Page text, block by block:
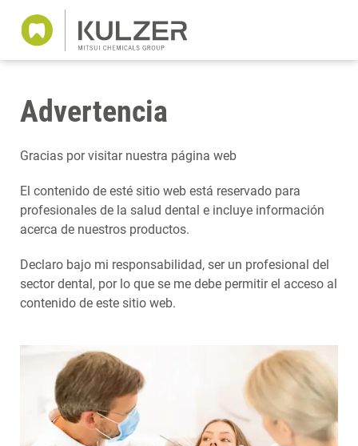
Advertencia
Gracias por visitar nuestra página web
El contenido de esté sitio web está reservado para
profesionales de la salud dental e incluye información
acerca de nuestros productos.
Declaro bajo mi responsabilidad, ser un profesional del
sector dental, por lo que se me debe permitir el acceso al
contenido de este sitio web.